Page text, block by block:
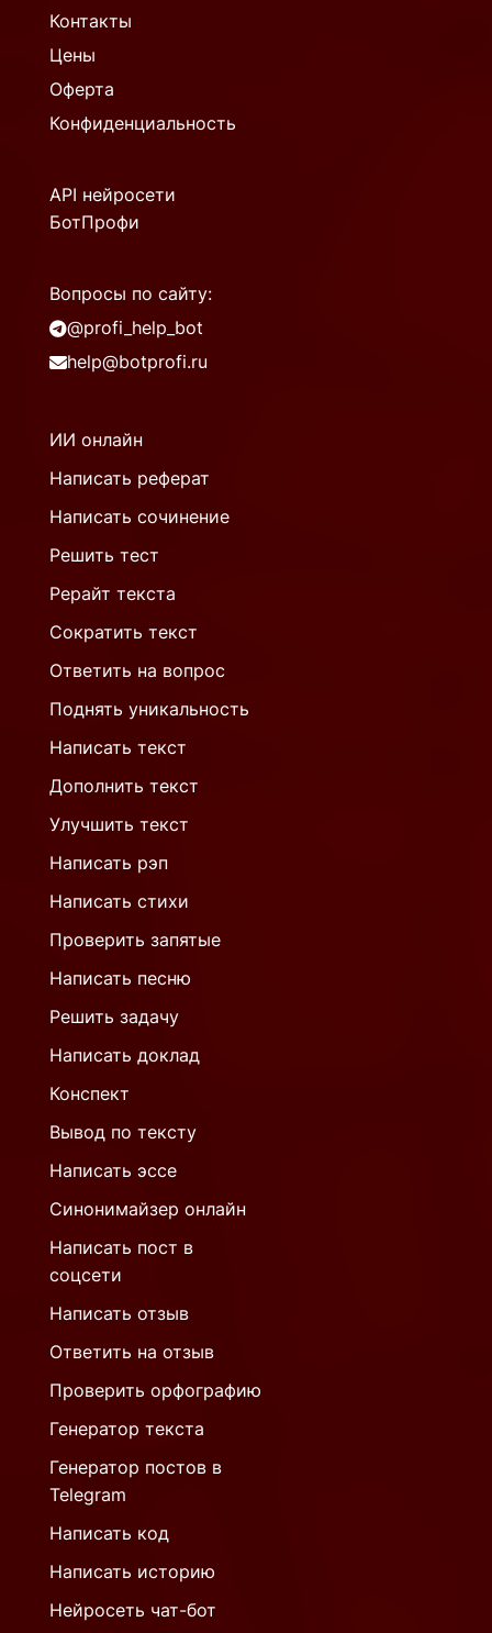
Контакты
Цены
Оферта
Конфиденциальность
API нейросети
БотПрофи
Вопросы по сайту:
@profi_help_bot
help@botprofi.ru
ИИ онлайн
Написать реферат
Написать сочинение
Решить тест
Рерайт текста
Сократить текст
Ответить на вопрос
Поднять уникальность
Написать текст
Дополнить текст
Улучшить текст
Написать рэп
Написать стихи
Проверить запятые
Написать песню
Решить задачу
Написать доклад
Конспект
Вывод по тексту
Написать эссе
Синонимайзер онлайн
Написать пост в
соцсети
Написать отзыв
Ответить на отзыв
Проверить орфографию
Генератор текста
Генератор постов в
Telegram
Написать код
Написать историю
Нейросеть чат-бот